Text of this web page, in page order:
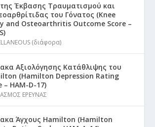
Έκβασης Τραυματισμού και
του Γόνατος (Knee
and Osteoarthritis Outcome Score –
(διάφορα)
Αξιολόγησης Κατάθλιψης του
(Hamilton Depression Rating
– HAM-D-17)
ΕΡΕΥΝΑΣ
Άγχους Hamilton (Hamilton